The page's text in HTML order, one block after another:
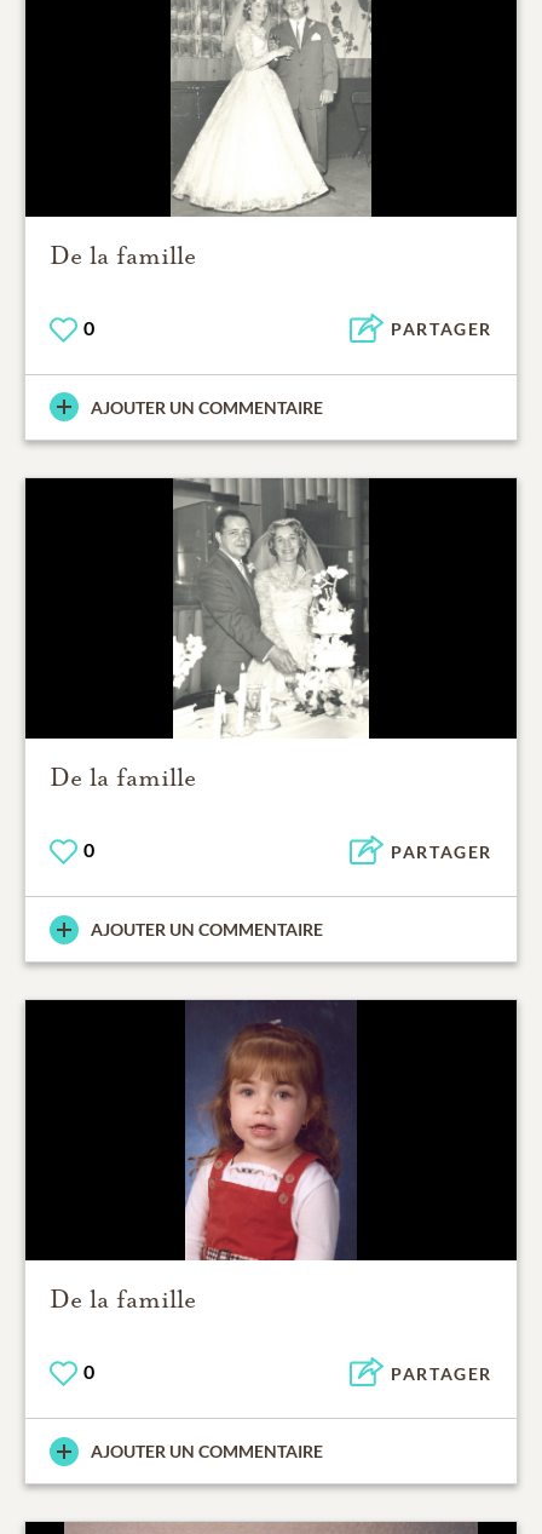
De la famille
0 PARTAGER
AJOUTER UN COMMENTAIRE
De la famille
0 PARTAGER
AJOUTER UN COMMENTAIRE
De la famille
0 PARTAGER
AJOUTER UN COMMENTAIRE